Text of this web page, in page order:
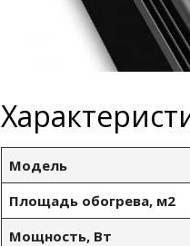
Модель
Площадь обогрева, м2
Мощность, Вт